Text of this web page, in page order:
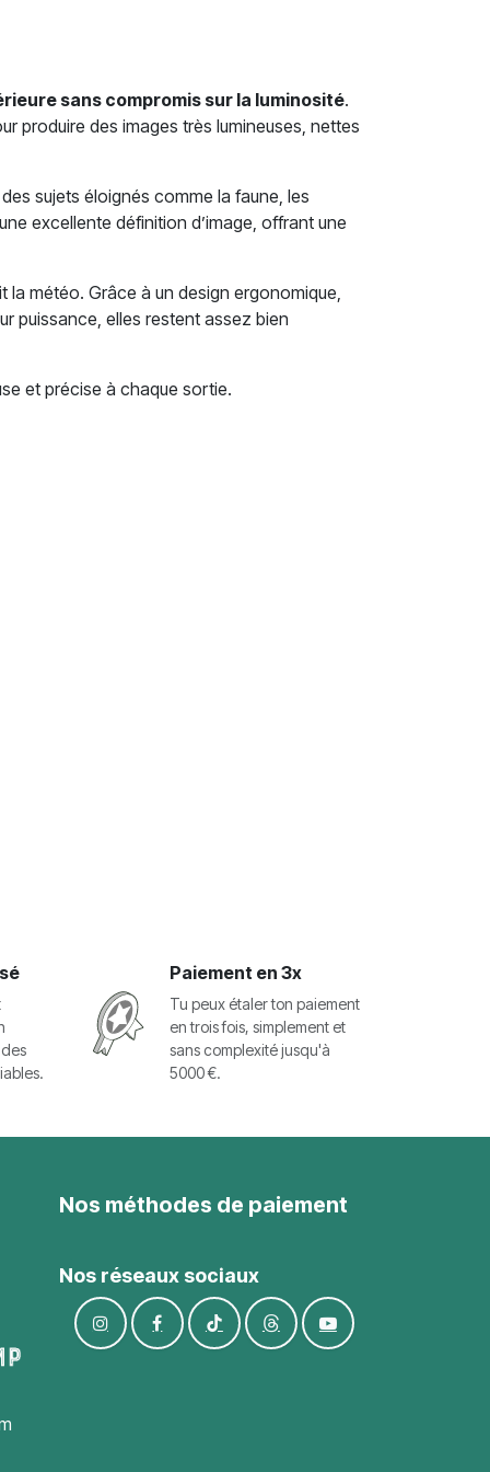
sans compromis sur la luminosité.
produire des images très lumineuses, nettes
sujets éloignés comme la faune, les
excellente définition d’image, offrant une
la météo. Grâce à un design ergonomique,
puissance, elles restent assez bien
et précise à chaque sortie.
Paiement en 3x
Tu peux étaler ton paiement
en trois fois, simplement et
sans complexité jusqu'à
5000 €.
Nos méthodes de paiement
Nos réseaux sociaux